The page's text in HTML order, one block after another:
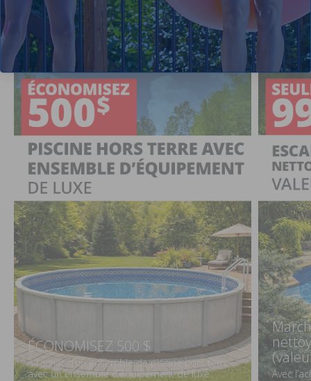
Magasinez des offres sur les piscines hors terre, les piscines
semi-creusées, les ensembles de piscines creusées et plus
encore.
ÉCONOMISEZ 500 $
À l’achat d’un ensemble de piscine hors terre
avec un ensemble d’équipement de luxe
Avec